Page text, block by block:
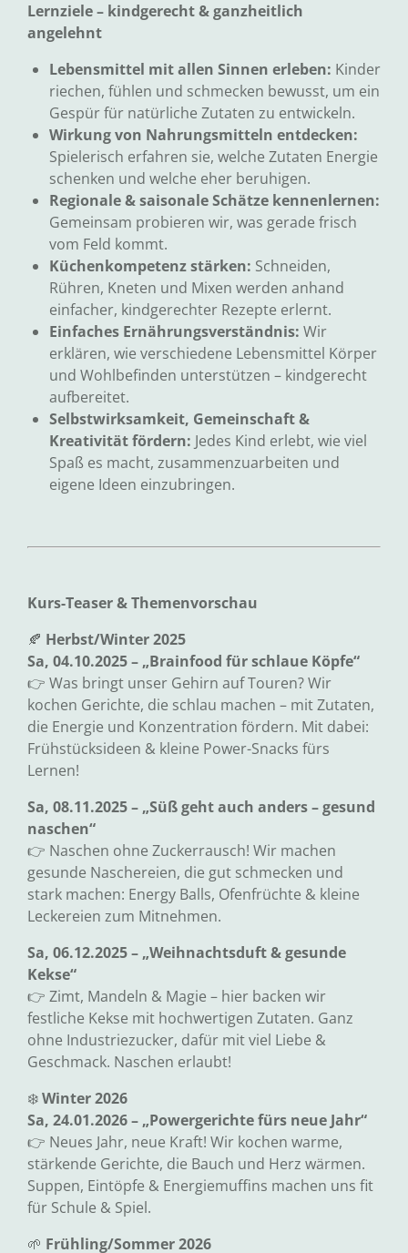
Lernziele – kindgerecht & ganzheitlich
angelehnt
Lebensmittel mit allen Sinnen erleben: Kinder
riechen, fühlen und schmecken bewusst, um ein
Gespür für natürliche Zutaten zu entwickeln.
Wirkung von Nahrungsmitteln entdecken:
Spielerisch erfahren sie, welche Zutaten Energie
schenken und welche eher beruhigen.
Regionale & saisonale Schätze kennenlernen:
Gemeinsam probieren wir, was gerade frisch
vom Feld kommt.
Küchenkompetenz stärken: Schneiden,
Rühren, Kneten und Mixen werden anhand
einfacher, kindgerechter Rezepte erlernt.
Einfaches Ernährungsverständnis: Wir
erklären, wie verschiedene Lebensmittel Körper
und Wohlbefinden unterstützen – kindgerecht
aufbereitet.
Selbstwirksamkeit, Gemeinschaft &
Kreativität fördern: Jedes Kind erlebt, wie viel
Spaß es macht, zusammenzuarbeiten und
eigene Ideen einzubringen.
Kurs-Teaser & Themenvorschau
🍂 Herbst/Winter 2025
Sa, 04.10.2025 – „Brainfood für schlaue Köpfe“
👉 Was bringt unser Gehirn auf Touren? Wir
kochen Gerichte, die schlau machen – mit Zutaten,
die Energie und Konzentration fördern. Mit dabei:
Frühstücksideen & kleine Power-Snacks fürs
Lernen!
Sa, 08.11.2025 – „Süß geht auch anders – gesund
naschen“
👉 Naschen ohne Zuckerrausch! Wir machen
gesunde Naschereien, die gut schmecken und
stark machen: Energy Balls, Ofenfrüchte & kleine
Leckereien zum Mitnehmen.
Sa, 06.12.2025 – „Weihnachtsduft & gesunde
Kekse“
👉 Zimt, Mandeln & Magie – hier backen wir
festliche Kekse mit hochwertigen Zutaten. Ganz
ohne Industriezucker, dafür mit viel Liebe &
Geschmack. Naschen erlaubt!
❄️Winter 2026
Sa, 24.01.2026 – „Powergerichte fürs neue Jahr“
👉 Neues Jahr, neue Kraft! Wir kochen warme,
stärkende Gerichte, die Bauch und Herz wärmen.
Suppen, Eintöpfe & Energiemuffins machen uns fit
für Schule & Spiel.
🌱 Frühling/Sommer 2026